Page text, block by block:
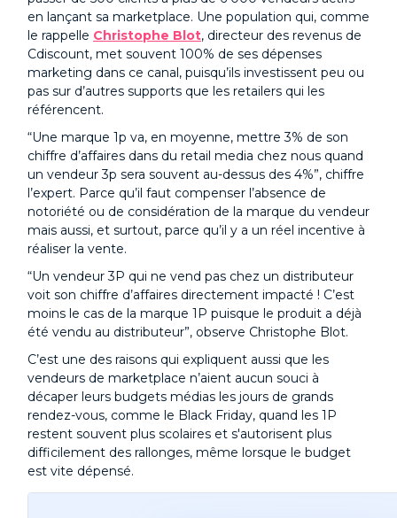
en lançant sa marketplace. Une population qui, comme
le rappelle Christophe Blot, directeur des revenus de
Cdiscount, met souvent 100% de ses dépenses
marketing dans ce canal, puisqu’ils investissent peu ou
pas sur d’autres supports que les retailers qui les
référencent.
“Une marque 1p va, en moyenne, mettre 3% de son
chiffre d’affaires dans du retail media chez nous quand
un vendeur 3p sera souvent au-dessus des 4%”, chiffre
l’expert. Parce qu’il faut compenser l’absence de
notoriété ou de considération de la marque du vendeur
mais aussi, et surtout, parce qu’il y a un réel incentive à
réaliser la vente.
“Un vendeur 3P qui ne vend pas chez un distributeur
voit son chiffre d’affaires directement impacté ! C’est
moins le cas de la marque 1P puisque le produit a déjà
été vendu au distributeur”, observe Christophe Blot.
C’est une des raisons qui expliquent aussi que les
vendeurs de marketplace n’aient aucun souci à
décaper leurs budgets médias les jours de grands
rendez-vous, comme le Black Friday, quand les 1P
restent souvent plus scolaires et s'autorisent plus
difficilement des rallonges, même lorsque le budget
est vite dépensé.